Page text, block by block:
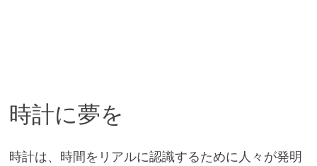
時計に夢を
時計は、時間をリアルに認識するために人々が発明